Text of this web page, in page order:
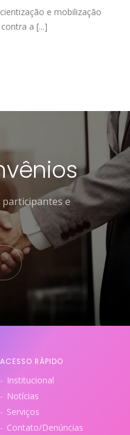
e mobilização
a [...]
e
ACESSO RÁPIDO
Institucional
Notícias
Serviços
Contato/Denúncias